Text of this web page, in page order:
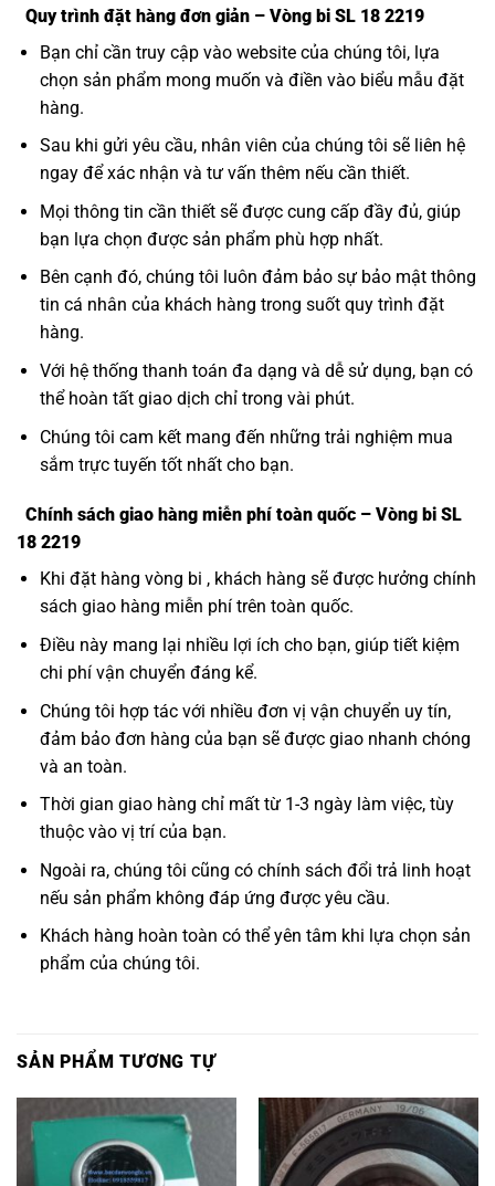
Quy trình đặt hàng đơn giản – Vòng bi SL 18 2219
Bạn chỉ cần truy cập vào website của chúng tôi, lựa
chọn sản phẩm mong muốn và điền vào biểu mẫu đặt
hàng.
Sau khi gửi yêu cầu, nhân viên của chúng tôi sẽ liên hệ
ngay để xác nhận và tư vấn thêm nếu cần thiết.
Mọi thông tin cần thiết sẽ được cung cấp đầy đủ, giúp
bạn lựa chọn được sản phẩm phù hợp nhất.
Bên cạnh đó, chúng tôi luôn đảm bảo sự bảo mật thông
tin cá nhân của khách hàng trong suốt quy trình đặt
hàng.
Với hệ thống thanh toán đa dạng và dễ sử dụng, bạn có
thể hoàn tất giao dịch chỉ trong vài phút.
Chúng tôi cam kết mang đến những trải nghiệm mua
sắm trực tuyến tốt nhất cho bạn.
Chính sách giao hàng miễn phí toàn quốc – Vòng bi SL
18 2219
Khi đặt hàng vòng bi , khách hàng sẽ được hưởng chính
sách giao hàng miễn phí trên toàn quốc.
Điều này mang lại nhiều lợi ích cho bạn, giúp tiết kiệm
chi phí vận chuyển đáng kể.
Chúng tôi hợp tác với nhiều đơn vị vận chuyển uy tín,
đảm bảo đơn hàng của bạn sẽ được giao nhanh chóng
và an toàn.
Thời gian giao hàng chỉ mất từ 1-3 ngày làm việc, tùy
thuộc vào vị trí của bạn.
Ngoài ra, chúng tôi cũng có chính sách đổi trả linh hoạt
nếu sản phẩm không đáp ứng được yêu cầu.
Khách hàng hoàn toàn có thể yên tâm khi lựa chọn sản
phẩm của chúng tôi.
SẢN PHẨM TƯƠNG TỰ